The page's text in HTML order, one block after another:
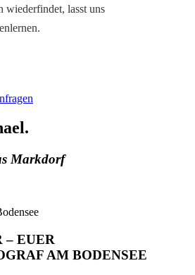
wiederfindet, lasst uns
Markdorf
– EUER
AM BODENSEE